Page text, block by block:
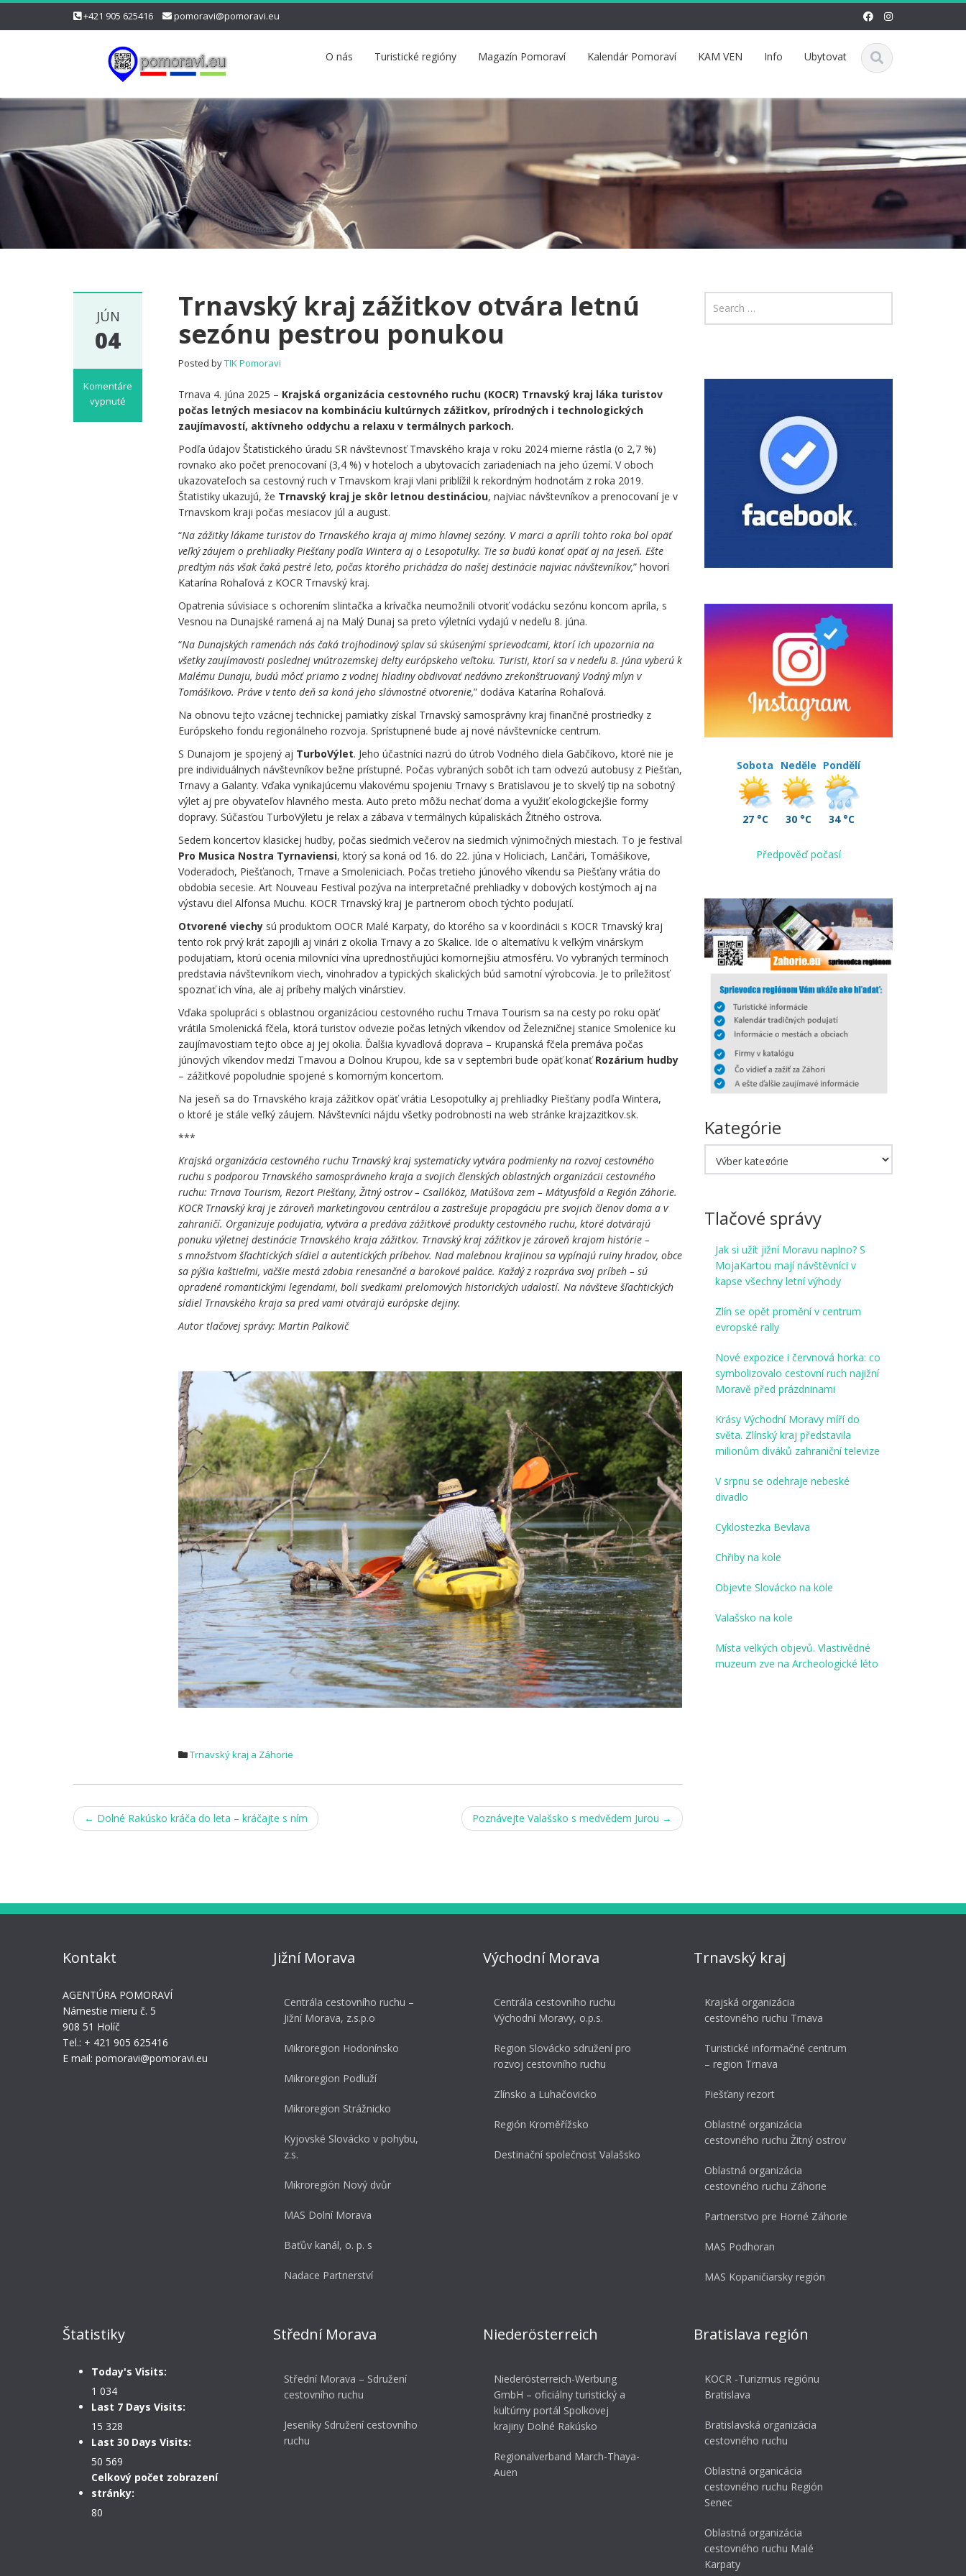
+421 905 625416 pomoravi@pomoravi.eu
O nás Turistické regióny Magazín Pomoraví Kalendár Pomoraví KAM VEN Info Ubytovat
JÚN
04
Komentáre
vypnuté
Trnavský kraj zážitkov otvára letnú
sezónu pestrou ponukou
Posted byTIK Pomoravi
Trnava 4. júna 2025 – Krajská organizácia cestovného ruchu (KOCR) Trnavský kraj láka turistov
počas letných mesiacov na kombináciu kultúrnych zážitkov, prírodných i technologických
zaujímavostí, aktívneho oddychu a relaxu v termálnych parkoch.
Podľa údajov Štatistického úradu SR návštevnosť Trnavského kraja v roku 2024 mierne rástla (o 2,7 %)
rovnako ako počet prenocovaní (3,4 %) v hoteloch a ubytovacích zariadeniach na jeho území. V oboch
ukazovateľoch sa cestovný ruch v Trnavskom kraji vlani priblížil k rekordným hodnotám z roka 2019.
Štatistiky ukazujú, že Trnavský kraj je skôr letnou destináciou, najviac návštevníkov a prenocovaní je v
Trnavskom kraji počas mesiacov júl a august.
“Na zážitky lákame turistov do Trnavského kraja aj mimo hlavnej sezóny. V marci a apríli tohto roka bol opäť
veľký záujem o prehliadky Piešťany podľa Wintera aj o Lesopotulky. Tie sa budú konať opäť aj na jeseň. Ešte
predtým nás však čaká pestré leto, počas ktorého prichádza do našej destinácie najviac návštevníkov,” hovorí
Katarína Rohaľová z KOCR Trnavský kraj.
Opatrenia súvisiace s ochorením slintačka a krívačka neumožnili otvoriť vodácku sezónu koncom apríla, s
Vesnou na Dunajské ramená aj na Malý Dunaj sa preto výletníci vydajú v nedeľu 8. júna.
“Na Dunajských ramenách nás čaká trojhodinový splav sú skúsenými sprievodcami, ktorí ich upozornia na
všetky zaujímavosti poslednej vnútrozemskej delty európskeho veľtoku. Turisti, ktorí sa v nedeľu 8. júna vyberú k
Malému Dunaju, budú môcť priamo z vodnej hladiny obdivovať nedávno zrekonštruovaný Vodný mlyn v
Tomášikovo. Práve v tento deň sa koná jeho slávnostné otvorenie,” dodáva Katarína Rohaľová.
Na obnovu tejto vzácnej technickej pamiatky získal Trnavský samosprávny kraj finančné prostriedky z
Európskeho fondu regionálneho rozvoja. Sprístupnené bude aj nové návštevnícke centrum.
S Dunajom je spojený aj TurboVýlet. Jeho účastníci nazrú do útrob Vodného diela Gabčíkovo, ktoré nie je
pre individuálnych návštevníkov bežne prístupné. Počas vybraných sobôt ich tam odvezú autobusy z Piešťan,
Trnavy a Galanty. Vďaka vynikajúcemu vlakovému spojeniu Trnavy s Bratislavou je to skvelý tip na sobotný
výlet aj pre obyvateľov hlavného mesta. Auto preto môžu nechať doma a využiť ekologickejšie formy
dopravy. Súčasťou TurboVýletu je relax a zábava v termálnych kúpaliskách Žitného ostrova.
Sedem koncertov klasickej hudby, počas siedmich večerov na siedmich výnimočných miestach. To je festival
Pro Musica Nostra Tyrnaviensi, ktorý sa koná od 16. do 22. júna v Holiciach, Lančári, Tomášikove,
Voderadoch, Piešťanoch, Trnave a Smoleniciach. Počas tretieho júnového víkendu sa Piešťany vrátia do
obdobia secesie. Art Nouveau Festival pozýva na interpretačné prehliadky v dobových kostýmoch aj na
výstavu diel Alfonsa Muchu. KOCR Trnavský kraj je partnerom oboch týchto podujatí.
Otvorené viechy sú produktom OOCR Malé Karpaty, do ktorého sa v koordinácii s KOCR Trnavský kraj
tento rok prvý krát zapojili aj vinári z okolia Trnavy a zo Skalice. Ide o alternatívu k veľkým vinárskym
podujatiam, ktorú ocenia milovníci vína uprednostňujúci komornejšiu atmosféru. Vo vybraných termínoch
predstavia návštevníkom viech, vinohradov a typických skalických búd samotní výrobcovia. Je to príležitosť
spoznať ich vína, ale aj príbehy malých vinárstiev.
Vďaka spolupráci s oblastnou organizáciou cestovného ruchu Trnava Tourism sa na cesty po roku opäť
vrátila Smolenická fčela, ktorá turistov odvezie počas letných víkendov od Železničnej stanice Smolenice ku
zaujímavostiam tejto obce aj jej okolia. Ďalšia kyvadlová doprava – Krupanská fčela premáva počas
júnových víkendov medzi Trnavou a Dolnou Krupou, kde sa v septembri bude opäť konaťRozárium hudby
– zážitkové popoludnie spojené s komorným koncertom.
Na jeseň sa do Trnavského kraja zážitkov opäť vrátia Lesopotulky aj prehliadky Piešťany podľa Wintera,
o ktoré je stále veľký záujem. Návštevníci nájdu všetky podrobnosti na web stránke krajzazitkov.sk.
***
Krajská organizácia cestovného ruchu Trnavský kraj systematicky vytvára podmienky na rozvoj cestovného
ruchu s podporou Trnavského samosprávneho kraja a svojich členských oblastných organizácii cestovného
ruchu: Trnava Tourism, Rezort Piešťany, Žitný ostrov – Csallóköz, Matúšova zem – Mátyusföld a Región Záhorie.
KOCR Trnavský kraj je zároveň marketingovou centrálou a zastrešuje propagáciu pre svojich členov doma a v
zahraničí. Organizuje podujatia, vytvára a predáva zážitkové produkty cestovného ruchu, ktoré dotvárajú
ponuku výletnej destinácie Trnavského kraja zážitkov. Trnavský kraj zážitkov je zároveň krajom histórie –
s množstvom šľachtických sídiel a autentických príbehov. Nad malebnou krajinou sa vypínajú ruiny hradov, obce
sa pýšia kaštieľmi, väčšie mestá zdobia renesančné a barokové paláce. Každý z rozpráva svoj príbeh – sú
opradené romantickými legendami, boli svedkami prelomových historických udalostí. Na návšteve šľachtických
sídiel Trnavského kraja sa pred vami otvárajú európske dejiny.
Autor tlačovej správy: Martin Palkovič
Trnavský kraj a Záhorie
Post
← Dolné Rakúsko kráča do leta – kráčajte s ním Poznávejte Valašsko s medvědem Jurou →
Sobota
27 °C
Neděle
30 °C
Pondělí
34 °C
Předpověď počasí
Kategórie
Tlačové správy
Jak si užít jižní Moravu naplno? S
MojaKartou mají návštěvníci v
kapse všechny letní výhody
Zlín se opět promění v centrum
evropské rally
Nové expozice i červnová horka: co
symbolizovalo cestovní ruch najižní
Moravě před prázdninami
Krásy Východní Moravy míří do
světa. Zlínský kraj představila
milionům diváků zahraniční televize
V srpnu se odehraje nebeské
divadlo
Cyklostezka Bevlava
Chřiby na kole
Objevte Slovácko na kole
Valašsko na kole
Místa velkých objevů. Vlastivědné
muzeum zve na Archeologické léto
Kontakt
AGENTÚRA POMORAVÍ
Námestie mieru č. 5
908 51 Holíč
Tel.: + 421 905 625416
E mail: pomoravi@pomoravi.eu
Jižní Morava
Centrála cestovního ruchu –
Jižní Morava, z.s.p.o
Mikroregion Hodonínsko
Mikroregion Podluží
Mikroregion Strážnicko
Kyjovské Slovácko v pohybu,
z.s.
Mikroregión Nový dvůr
MAS Dolní Morava
Baťův kanál, o. p. s
Nadace Partnerství
Východní Morava
Centrála cestovního ruchu
Východní Moravy, o.p.s.
Region Slovácko sdružení pro
rozvoj cestovního ruchu
Zlínsko a Luhačovicko
Región Kroměřížsko
Destinační společnost Valašsko
Trnavský kraj
Krajská organizácia
cestovného ruchu Trnava
Turistické informačné centrum
– region Trnava
Piešťany rezort
Oblastné organizácia
cestovného ruchu Žitný ostrov
Oblastná organizácia
cestovného ruchu Záhorie
Partnerstvo pre Horné Záhorie
MAS Podhoran
MAS Kopaničiarsky región
Štatistiky
Today's Visits:
1 034
Last 7 Days Visits:
15 328
Last 30 Days Visits:
50 569
Celkový počet zobrazení
stránky:
80
Střední Morava
Střední Morava – Sdružení
cestovního ruchu
Jeseníky Sdružení cestovního
ruchu
Niederösterreich
Niederösterreich-Werbung
GmbH – oficiálny turistický a
kultúrny portál Spolkovej
krajiny Dolné Rakúsko
Regionalverband March-Thaya-
Auen
Bratislava región
KOCR -Turizmus regiónu
Bratislava
Bratislavská organizácia
cestovného ruchu
Oblastná organicácia
cestovného ruchu Región
Senec
Oblastná organizácia
cestovného ruchu Malé
Karpaty